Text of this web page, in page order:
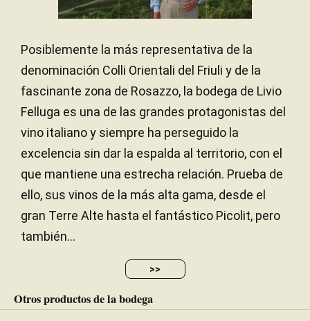
Posiblemente la más representativa de la
denominación Colli Orientali del Friuli y de la
fascinante zona de Rosazzo, la bodega de Livio
Felluga es una de las grandes protagonistas del
vino italiano y siempre ha perseguido la
excelencia sin dar la espalda al territorio, con el
que mantiene una estrecha relación. Prueba de
ello, sus vinos de la más alta gama, desde el
gran Terre Alte hasta el fantástico Picolit, pero
también...
>>
Otros productos de la bodega